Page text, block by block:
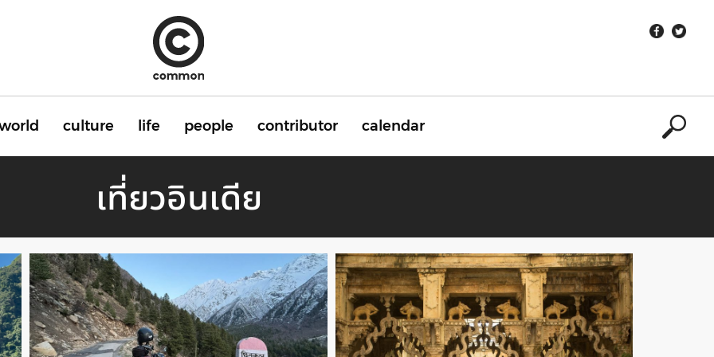
culture life people contributor calendar
เที่ยวอินเดีย